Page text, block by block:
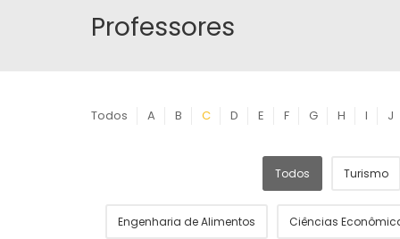
Professores
Todos A B C D E F G H I J
Todos Turismo
Engenharia de Alimentos Ciências